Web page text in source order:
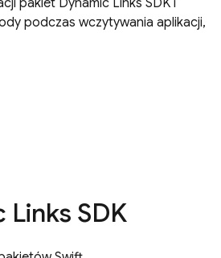
pakiet Dynamic Links SDK i
podczas wczytywania aplikacji,
Links SDK